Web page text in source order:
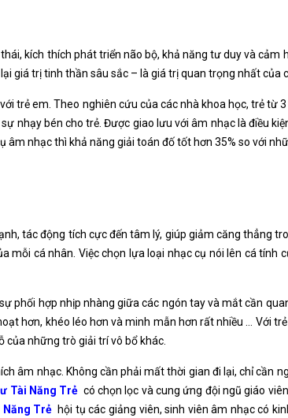
kích thích phát triển não bộ, khả năng tư duy và cảm
giá trị tinh thần sâu sắc – là giá trị quan trọng nhất của
trẻ em. Theo nghiên cứu của các nhà khoa học, trẻ từ
nhạy bén cho trẻ. Được giao lưu với âm nhạc là điều
nhạc thì khả năng giải toán đố tốt hơn 35% so với
tác động tích cực đến tâm lý, giúp giảm căng thẳng
cá nhân. Việc chọn lựa loại nhạc cụ nói lên cá tính
phối hợp nhịp nhàng giữa các ngón tay và mắt cần
hơn, khéo léo hơn và minh mẫn hơn rất nhiều … Với
những trò giải trí vô bổ khác.
âm nhạc. Không cần phải mất thời gian đi lại, chỉ cần
Tài Năng Trẻ có chọn lọc và cung ứng đội ngũ giáo
Năng Trẻ hội tụ các giảng viên, sinh viên âm nhạc có